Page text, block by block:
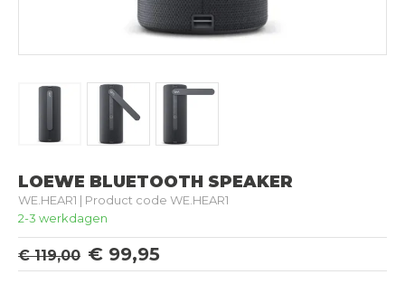
LOEWE BLUETOOTH SPEAKER
WE.HEAR1 | Product code WE.HEAR1
2-3 werkdagen
€ 119,00 € 99,95